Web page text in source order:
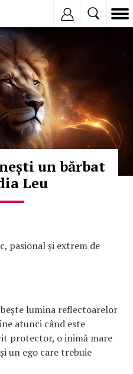
un bărbat
Leu
pasional și extrem de
lumina reflectoarelor
atunci când este
protector, o inimă mare
un ego care trebuie